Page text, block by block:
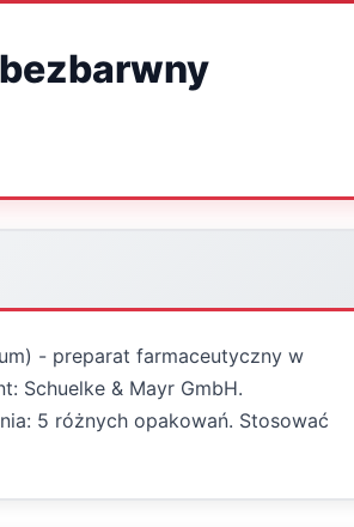
- preparat farmaceutyczny w
Schuelke & Mayr GmbH.
5 różnych opakowań. Stosować